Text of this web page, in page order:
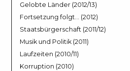
Gelobte Länder (2012/13)
Fortsetzung folgt… (2012)
Staatsbürgerschaft (2011/12)
Musik und Politik (2011)
Laufzeiten (2010/11)
Korruption (2010)